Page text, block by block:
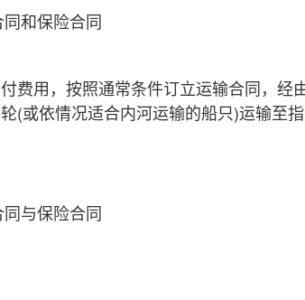
保险合同
用，按照通常条件订立运输合同，经
(或依情况适合内河运输的船只)运输至指
保险合同